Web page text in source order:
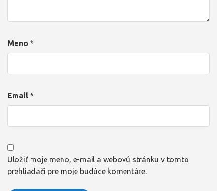
Meno *
Email *
Uložiť moje meno, e-mail a webovú stránku v tomto
prehliadači pre moje budúce komentáre.